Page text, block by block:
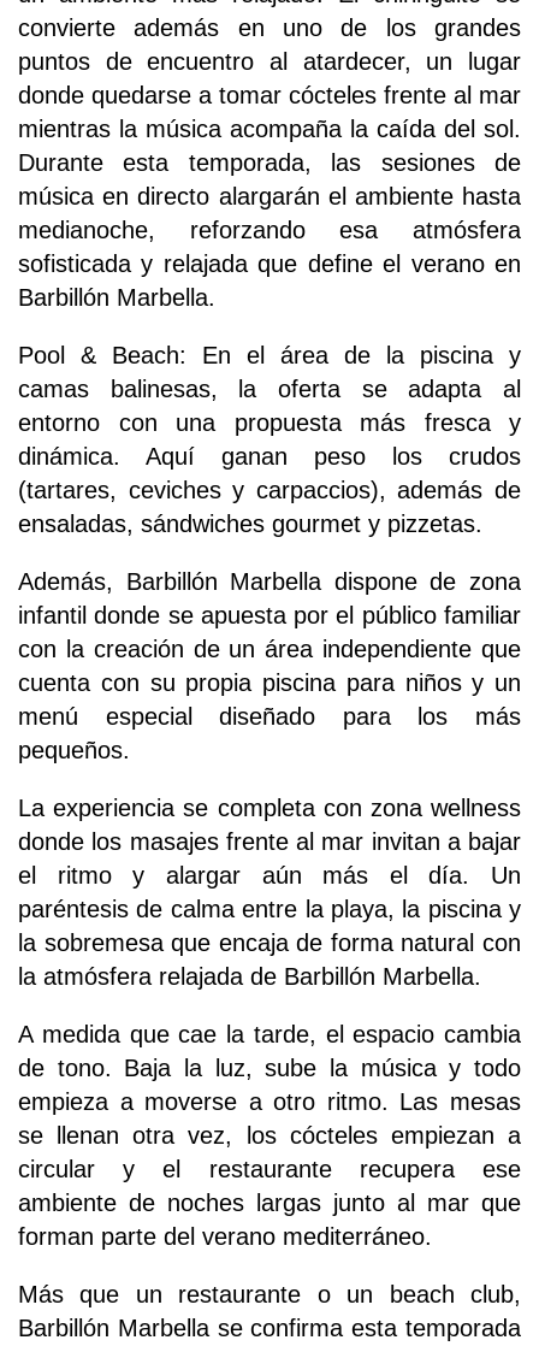
convierte además en uno de los grandes
puntos de encuentro al atardecer, un lugar
donde quedarse a tomar cócteles frente al mar
mientras la música acompaña la caída del sol.
Durante esta temporada, las sesiones de
música en directo alargarán el ambiente hasta
medianoche, reforzando esa atmósfera
sofisticada y relajada que define el verano en
Barbillón Marbella.
Pool & Beach: En el área de la piscina y
camas balinesas, la oferta se adapta al
entorno con una propuesta más fresca y
dinámica. Aquí ganan peso los crudos
(tartares, ceviches y carpaccios), además de
ensaladas, sándwiches gourmet y pizzetas.
Además, Barbillón Marbella dispone de zona
infantil donde se apuesta por el público familiar
con la creación de un área independiente que
cuenta con su propia piscina para niños y un
menú especial diseñado para los más
pequeños.
La experiencia se completa con zona wellness
donde los masajes frente al mar invitan a bajar
el ritmo y alargar aún más el día. Un
paréntesis de calma entre la playa, la piscina y
la sobremesa que encaja de forma natural con
la atmósfera relajada de Barbillón Marbella.
A medida que cae la tarde, el espacio cambia
de tono. Baja la luz, sube la música y todo
empieza a moverse a otro ritmo. Las mesas
se llenan otra vez, los cócteles empiezan a
circular y el restaurante recupera ese
ambiente de noches largas junto al mar que
forman parte del verano mediterráneo.
Más que un restaurante o un beach club,
Barbillón Marbella se confirma esta temporada